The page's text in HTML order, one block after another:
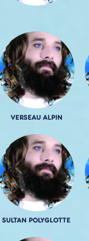
VERSEAU ALPIN
SULTAN POLYGLOTTE